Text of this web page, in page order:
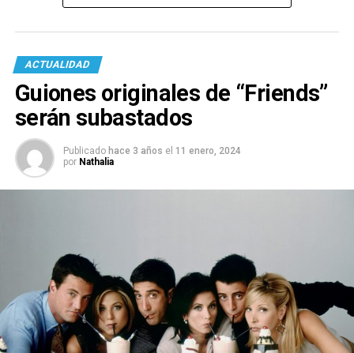
ACTUALIDAD
Guiones originales de “Friends”
serán subastados
Publicado hace 3 años el 11 enero, 2024
por Nathalia